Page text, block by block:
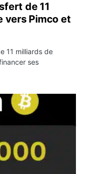
de 11
vers Pimco et
11 milliards de
ses
que les